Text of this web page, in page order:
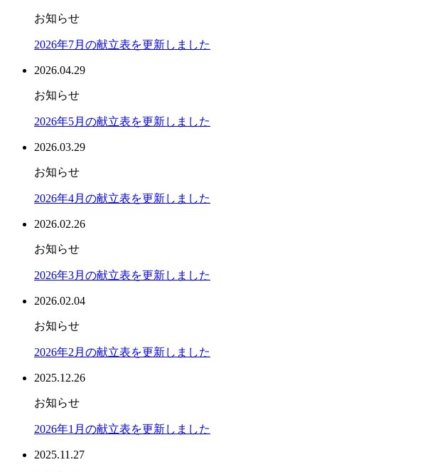
お知らせ
2026年7月の献立表を更新しました
2026.04.29
お知らせ
2026年5月の献立表を更新しました
2026.03.29
お知らせ
2026年4月の献立表を更新しました
2026.02.26
お知らせ
2026年3月の献立表を更新しました
2026.02.04
お知らせ
2026年2月の献立表を更新しました
2025.12.26
お知らせ
2026年1月の献立表を更新しました
2025.11.27